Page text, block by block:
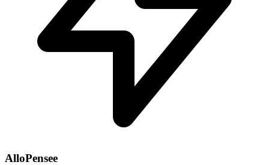
AlloPensee